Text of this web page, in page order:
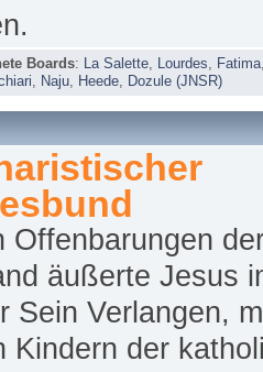
Boards: La Salette Lourdes Fatima
Naju Heede Dozule (JNSR)
Offenbarungen
äußerte Jesus
Sein Verlangen,
Kindern der